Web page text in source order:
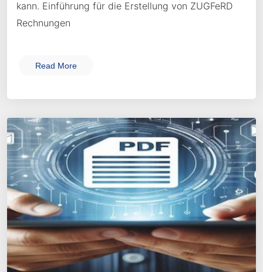
kann. Einführung für die Erstellung von ZUGFeRD
Rechnungen
Read More